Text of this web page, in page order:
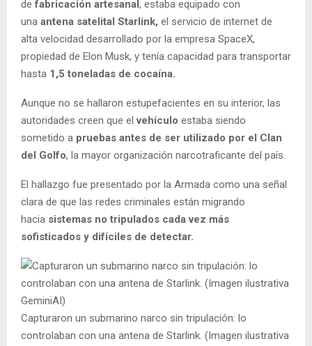
defabricación artesanal , estaba equipado con
una antena satelital Starlink, el servicio de internet de
alta velocidad desarrollado por la empresa SpaceX,
propiedad de Elon Musk, y tenía capacidad para transportar
hasta 1,5 toneladas de cocaína.
Aunque no se hallaron estupefacientes en su interior, las
autoridades creen que elvehículo estaba siendo
sometido a pruebas antes de ser utilizado por el Clan
del Golfo, la mayor organización narcotraficante del país.
El hallazgo fue presentado por la Armada como una señal
clara de que las redes criminales están migrando
hacia sistemas no tripulados cada vez más
sofisticados y difíciles de detectar.
Capturaron un submarino narco sin tripulación: lo
controlaban con una antena de Starlink. (Imagen ilustrativa